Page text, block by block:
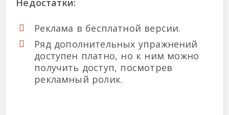
Реклама в бесплатной версии.
Ряд дополнительных упражнений
доступен платно, но к ним можно
получить доступ, посмотрев
рекламный ролик.